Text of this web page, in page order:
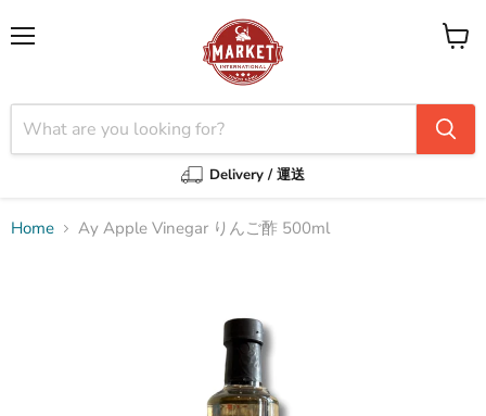
Delivery / 運送
View
Home Ay Apple Vinegar りんご酢 500ml